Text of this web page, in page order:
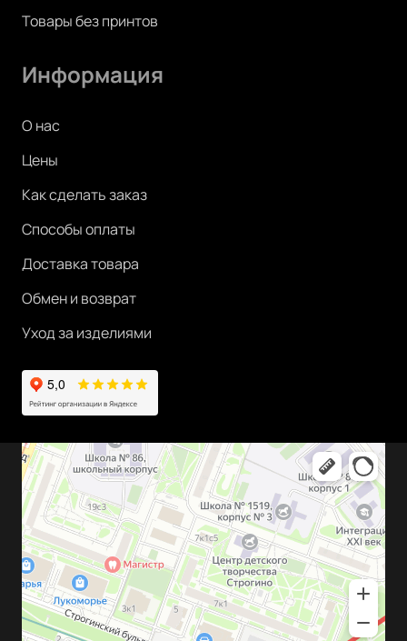
Товары без принтов
Информация
О нас
Цены
Как сделать заказ
Способы оплаты
Доставка товара
Обмен и возврат
Уход за изделиями